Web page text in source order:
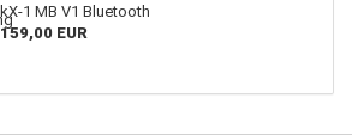
kX-1 MB V1 Bluetooth
159,00 EUR